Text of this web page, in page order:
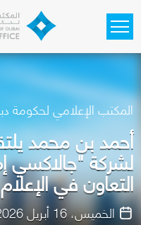
المكتب الإعلامي لحكومة
أحمد بن محمد
لشركة
التعاون في
الخميس، 16 أبريل 2026 7:12 م